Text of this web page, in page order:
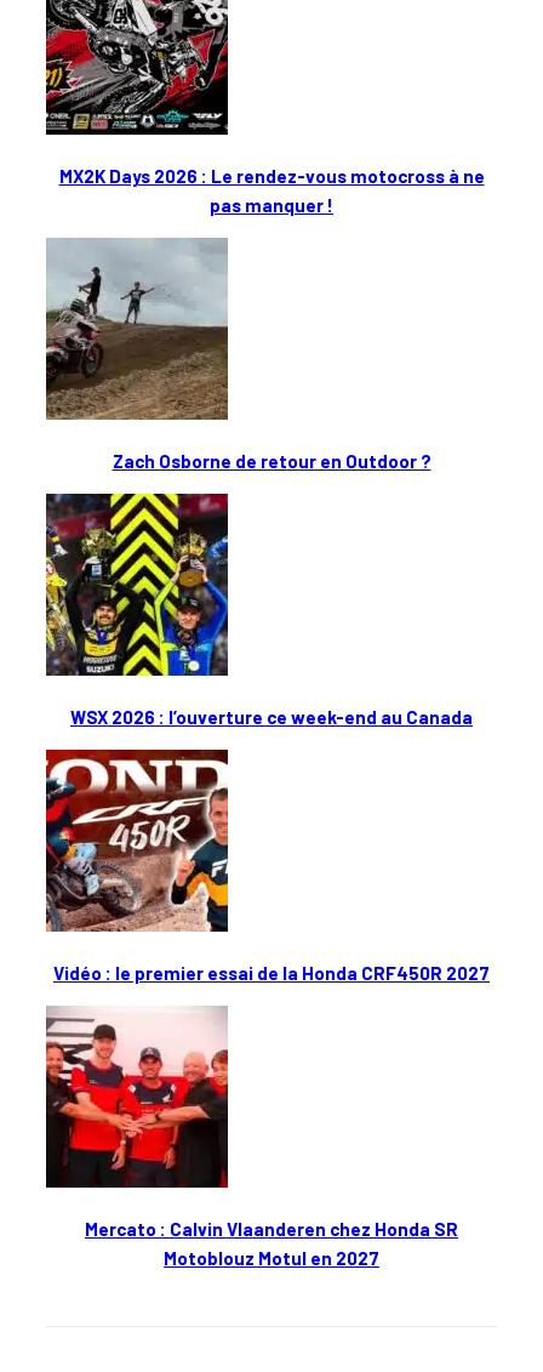
MX2K Days 2026 : Le rendez-vous motocross à ne
pas manquer !
Zach Osborne de retour en Outdoor ?
WSX 2026 : l’ouverture ce week-end au Canada
Vidéo : le premier essai de la Honda CRF450R 2027
Mercato : Calvin Vlaanderen chez Honda SR
Motoblouz Motul en 2027